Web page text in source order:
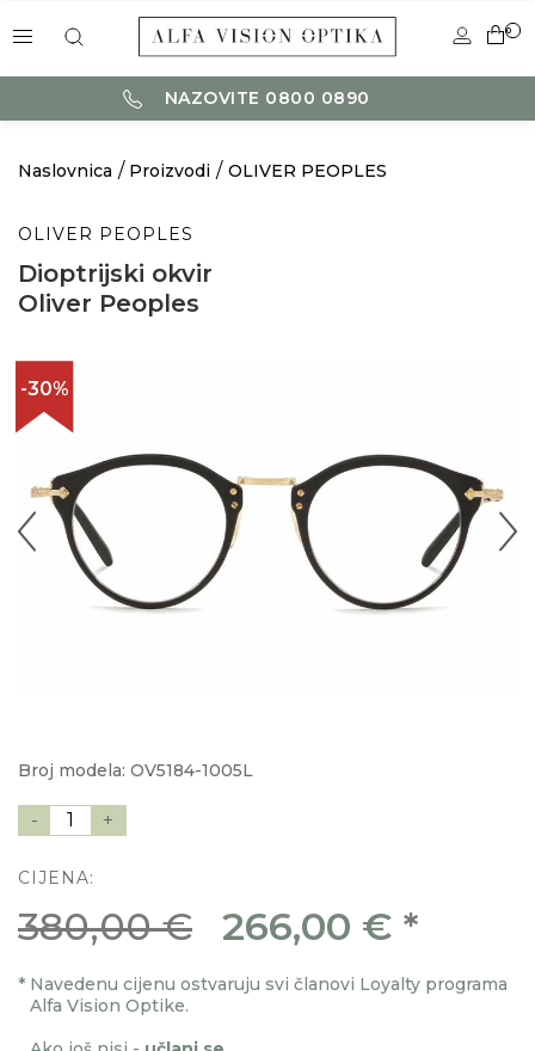
0
NAZOVITE 0800 0890
Naslovnica Proizvodi OLIVER PEOPLES
OLIVER PEOPLES
Dioptrijski okvir
Oliver Peoples
-30%
Broj modela: OV5184-1005L
- 1 +
CIJENA:
380,00 € 266,00 € *
* Navedenu cijenu ostvaruju svi članovi Loyalty programa
Alfa Vision Optike.